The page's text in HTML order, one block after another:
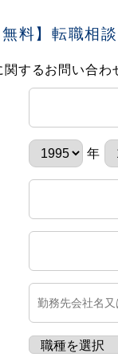
無料】転職相談
するお問い合わ
年